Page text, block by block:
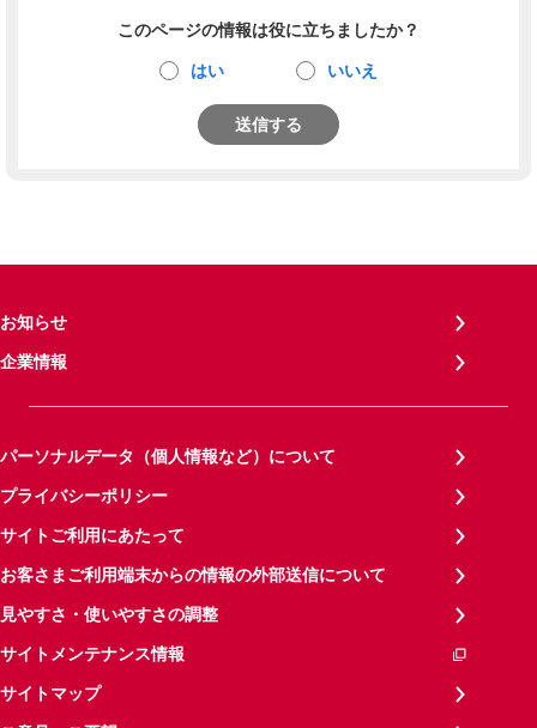
このページの情報は役に立ちましたか？
はい いいえ
送信する
お知らせ
企業情報
パーソナルデータ（個人情報など）について
プライバシーポリシー
サイトご利用にあたって
お客さまご利用端末からの情報の外部送信について
見やすさ・使いやすさの調整
サイトメンテナンス情報
サイトマップ